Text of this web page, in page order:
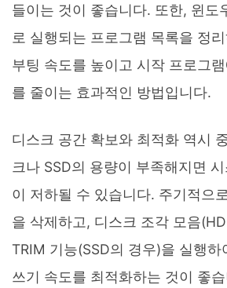
들이는 것이 좋습니다. 또한, 윈도
로 실행되는 프로그램 목록을 정
부팅 속도를 높이고 시작 프로그
를 줄이는 효과적인 방법입니다.
디스크 공간 확보와 최적화 역시
크나 SSD의 용량이 부족해지면
이 저하될 수 있습니다. 주기적으
을 삭제하고, 디스크 조각 모음
TRIM 기능(SSD의 경우)을 실행
쓰기 속도를 최적화하는 것이 좋